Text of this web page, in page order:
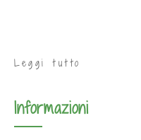
Leggi tutto
Informazioni